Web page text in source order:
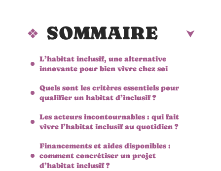
SOMMAIRE
L’habitat inclusif, une alternative
innovante pour bien vivre chez soi
Quels sont les critères essentiels pour
qualifier un habitat d’inclusif ?
Les acteurs incontournables : qui fait
vivre l’habitat inclusif au quotidien ?
Financements et aides disponibles :
comment concrétiser un projet
d’habitat inclusif ?